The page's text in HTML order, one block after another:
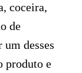
coceira,
de
desses
produto e